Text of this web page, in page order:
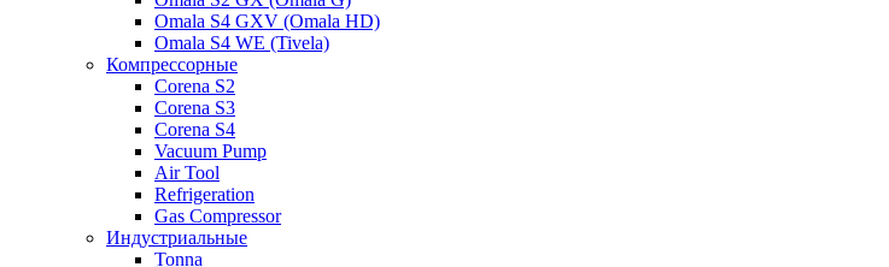
Omala S4 GXV (Omala HD)
Omala S4 WE (Tivela)
Компрессорные
Corena S2
Corena S3
Corena S4
Vacuum Pump
Air Tool
Refrigeration
Gas Compressor
Индустриальные
Tonna